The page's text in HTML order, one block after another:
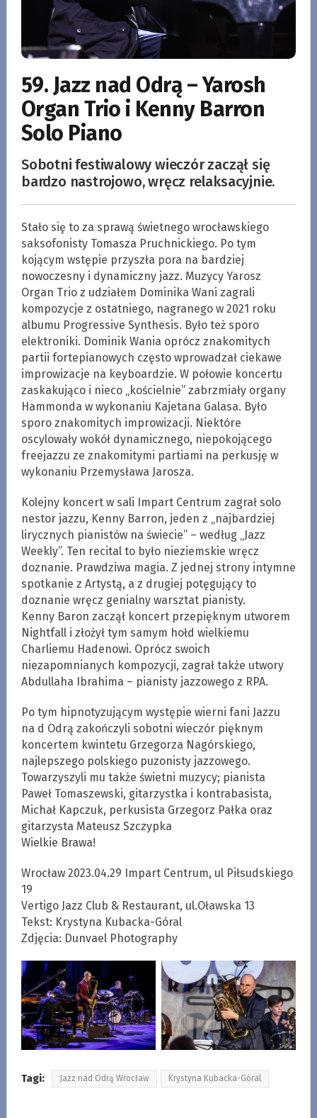
59. Jazz nad Odrą – Yarosh
Organ Trio i Kenny Barron
Solo Piano
Sobotni festiwalowy wieczór zaczął się
bardzo nastrojowo, wręcz relaksacyjnie.
Stało się to za sprawą świetnego wrocławskiego
saksofonisty Tomasza Pruchnickiego. Po tym
kojącym wstępie przyszła pora na bardziej
nowoczesny i dynamiczny jazz. Muzycy Yarosz
Organ Trio z udziałem Dominika Wani zagrali
kompozycje z ostatniego, nagranego w 2021 roku
albumu Progressive Synthesis. Było też sporo
elektroniki. Dominik Wania oprócz znakomitych
partii fortepianowych często wprowadzał ciekawe
improwizacje na keyboardzie. W połowie koncertu
zaskakująco i nieco „kościelnie” zabrzmiały organy
Hammonda w wykonaniu Kajetana Galasa. Było
sporo znakomitych improwizacji. Niektóre
oscylowały wokół dynamicznego, niepokojącego
freejazzu ze znakomitymi partiami na perkusję w
wykonaniu Przemysława Jarosza.
Kolejny koncert w sali Impart Centrum zagrał solo
nestor jazzu, Kenny Barron, jeden z „najbardziej
lirycznych pianistów na świecie” – według „Jazz
Weekly”. Ten recital to było nieziemskie wręcz
doznanie. Prawdziwa magia. Z jednej strony intymne
spotkanie z Artystą, a z drugiej potęgujący to
doznanie wręcz genialny warsztat pianisty.
Kenny Baron zaczął koncert przepięknym utworem
Nightfall i złożył tym samym hołd wielkiemu
Charliemu Hadenowi. Oprócz swoich
niezapomnianych kompozycji, zagrał także utwory
Abdullaha Ibrahima – pianisty jazzowego z RPA.
Po tym hipnotyzującym występie wierni fani Jazzu
na d Odrą zakończyli sobotni wieczór pięknym
koncertem kwintetu Grzegorza Nagórskiego,
najlepszego polskiego puzonisty jazzowego.
Towarzyszyli mu także świetni muzycy; pianista
Paweł Tomaszewski, gitarzystka i kontrabasista,
Michał Kapczuk, perkusista Grzegorz Pałka oraz
gitarzysta Mateusz Szczypka
Wielkie Brawa!
Wrocław 2023.04.29 Impart Centrum, ul Piłsudskiego
19
Vertigo Jazz Club & Restaurant, ul.Oławska 13
Tekst: Krystyna Kubacka-Góral
Zdjęcia: Dunvael Photography
Tagi: Jazz nad Odrą Wrocław Krystyna Kubacka-Góral